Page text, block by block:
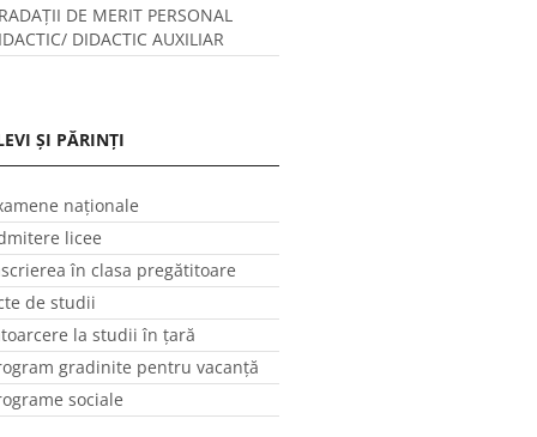
DE MERIT PERSONAL
DIDACTIC AUXILIAR
ȘI PĂRINȚI
naționale
licee
în clasa pregătitoare
de studii
la studii în ţară
gradinite pentru vacanţă
sociale